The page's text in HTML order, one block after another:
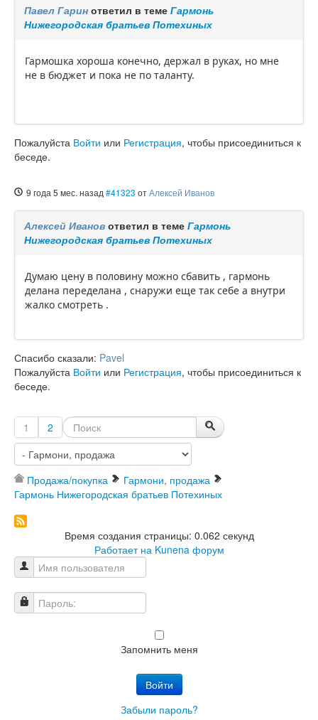
Павел Гарин ответил в теме Гармонь
Нижегородская братьев Потехиных
Гармошка хороша конечно, держал в руках, но мне
не в бюджет и пока не по таланту.
Пожалуйста Войти или Регистрация, чтобы присоединиться к
беседе.
9 года 5 мес. назад #41323 отАлексей Иванов
Алексей Иванов ответил в теме Гармонь
Нижегородская братьев Потехиных
Думаю цену в половину можно сбавить , гармонь
делана переделана , снаружи еще так себе а внутри
жалко смотреть .
Спасибо сказали: Pavel
Пожалуйста Войти или Регистрация, чтобы присоединиться к
беседе.
1 2
Продажа/покупка
Гармони, продажа
Гармонь Нижегородская братьев Потехиных
Время создания страницы: 0.062 секунд
Работает на Kunena форум
Имя пользователя
Пароль:
Запомнить меня
Войти
Забыли пароль?